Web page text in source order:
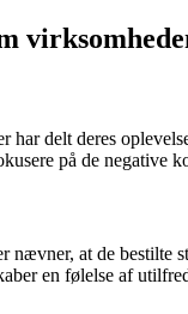
delt deres
på de negative
nævner, at de
en følelse af